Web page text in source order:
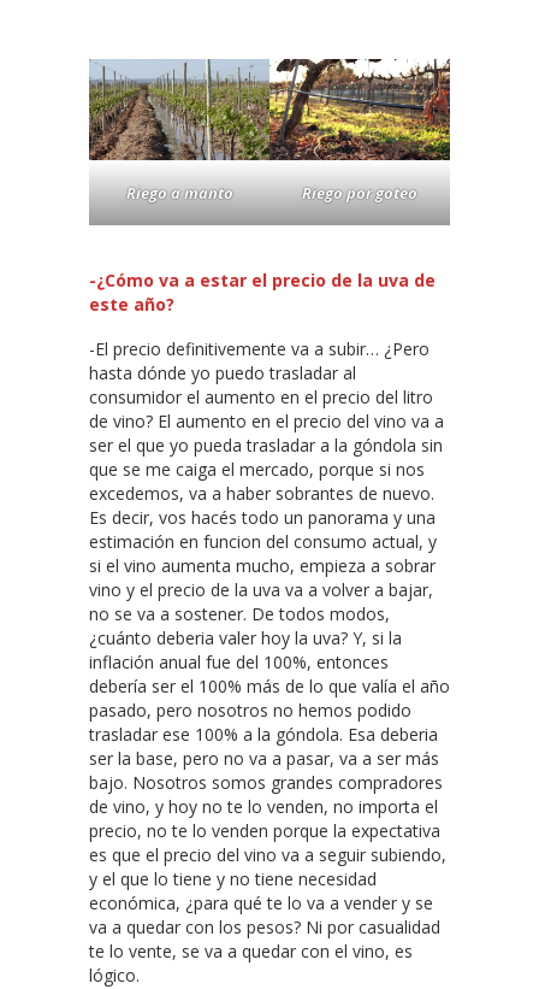
Riego a manto Riego por goteo
-¿Cómo va a estar el precio de la uva de
este año?
-El precio definitivemente va a subir… ¿Pero
hasta dónde yo puedo trasladar al
consumidor el aumento en el precio del litro
de vino? El aumento en el precio del vino va a
ser el que yo pueda trasladar a la góndola sin
que se me caiga el mercado, porque si nos
excedemos, va a haber sobrantes de nuevo.
Es decir, vos hacés todo un panorama y una
estimación en funcion del consumo actual, y
si el vino aumenta mucho, empieza a sobrar
vino y el precio de la uva va a volver a bajar,
no se va a sostener. De todos modos,
¿cuánto deberia valer hoy la uva? Y, si la
inflación anual fue del 100%, entonces
debería ser el 100% más de lo que valía el año
pasado, pero nosotros no hemos podido
trasladar ese 100% a la góndola. Esa deberia
ser la base, pero no va a pasar, va a ser más
bajo. Nosotros somos grandes compradores
de vino, y hoy no te lo venden, no importa el
precio, no te lo venden porque la expectativa
es que el precio del vino va a seguir subiendo,
y el que lo tiene y no tiene necesidad
económica, ¿para qué te lo va a vender y se
va a quedar con los pesos? Ni por casualidad
te lo vente, se va a quedar con el vino, es
lógico.